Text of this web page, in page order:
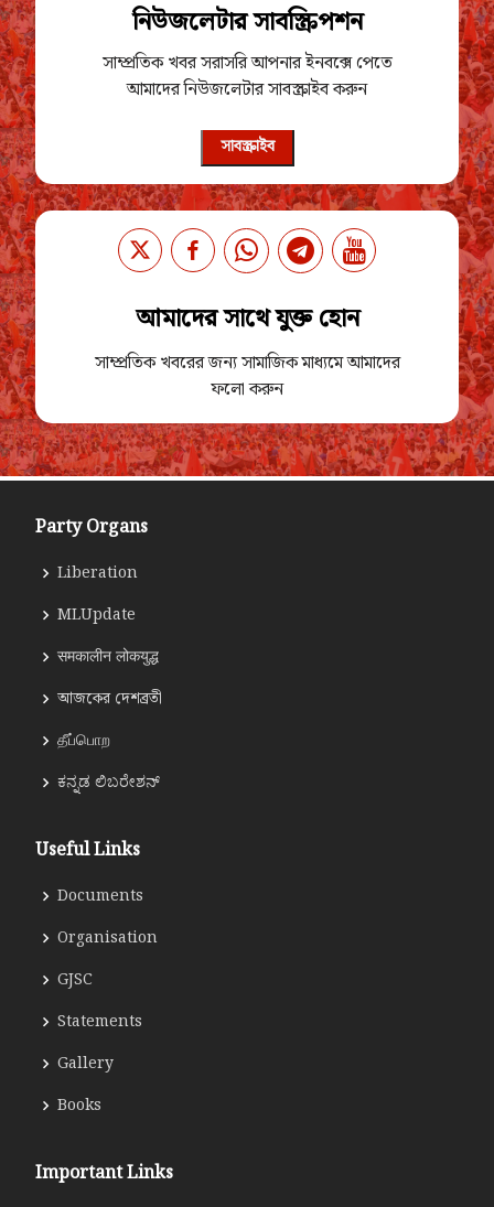
নিউজলেটার সাবস্ক্রিপশন
সাম্প্রতিক খবর সরাসরি আপনার ইনবক্সে পেতে
আমাদের নিউজলেটার সাবস্ক্রাইব করুন
সাবস্ক্রাইব
আমাদের সাথে যুক্ত হোন
সাম্প্রতিক খবরের জন্য সামাজিক মাধ্যমে আমাদের
ফলো করুন
Party Organs
Liberation
MLUpdate
समकालीन लोकयुद्ध
আজকের দেশব্রতী
தீப்பொற
ಕನ್ನಡ ಲಿಬರೇಶನ್
Useful Links
Documents
Organisation
GJSC
Statements
Gallery
Books
Important Links